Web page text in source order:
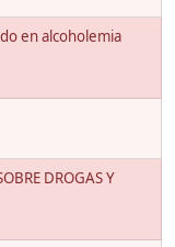
en alcoholemia
DROGAS Y